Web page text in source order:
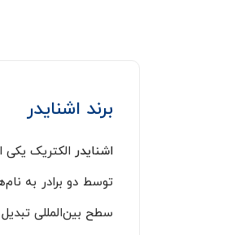
برند اشنایدر
اشنایدرالکتریک یکی
توسط دو برادر به
سطح بین‌المللی